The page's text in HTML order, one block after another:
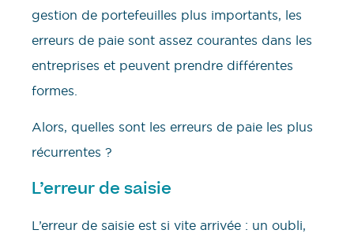
gestion de portefeuilles plus importants, les
erreurs de paie sont assez courantes dans les
entreprises et peuvent prendre différentes
formes.
Alors, quelles sont les erreurs de paie les plus
récurrentes ?
L’erreur de saisie
L’erreur de saisie est si vite arrivée : un oubli,